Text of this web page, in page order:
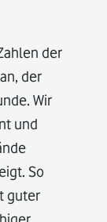
der
der
Wir
und
So
guter